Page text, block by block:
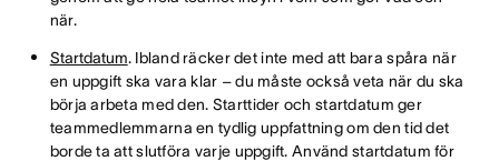
när.
Startdatum. Ibland räcker det inte med att bara spåra när
en uppgift ska vara klar – du måste också veta när du ska
börja arbeta med den. Starttider och startdatum ger
teammedlemmarna en tydlig uppfattning om den tid det
borde ta att slutföra varje uppgift. Använd startdatum för